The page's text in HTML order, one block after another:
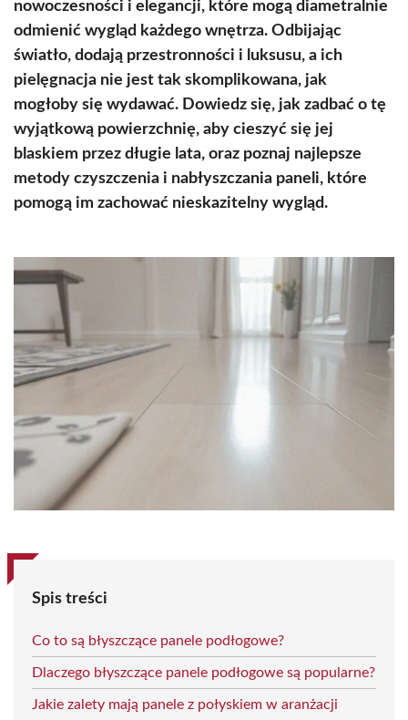
nowoczesności i elegancji, które mogą diametralnie
odmienić wygląd każdego wnętrza. Odbijając
światło, dodają przestronności i luksusu, a ich
pielęgnacja nie jest tak skomplikowana, jak
mogłoby się wydawać. Dowiedz się, jak zadbać o tę
wyjątkową powierzchnię, aby cieszyć się jej
blaskiem przez długie lata, oraz poznaj najlepsze
metody czyszczenia i nabłyszczania paneli, które
pomogą im zachować nieskazitelny wygląd.
Spis treści
Co to są błyszczące panele podłogowe?
Dlaczego błyszczące panele podłogowe są popularne?
Jakie zalety mają panele z połyskiem w aranżacji